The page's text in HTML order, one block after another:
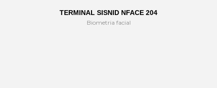
TERMINAL SISNID NFACE 204
Biometria facial